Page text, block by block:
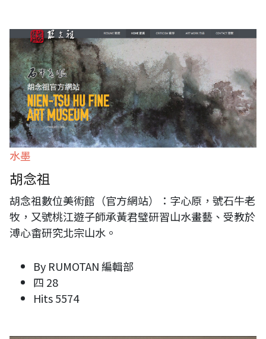
水墨
胡念祖
胡念祖數位美術館（官方網站）：字心原，號石牛老
牧，又號桃江遊子師承黃君璧研習山水畫藝、受教於
溥心畬研究北宗山水。
By RUMOTAN 編輯部
四 28
Hits5574